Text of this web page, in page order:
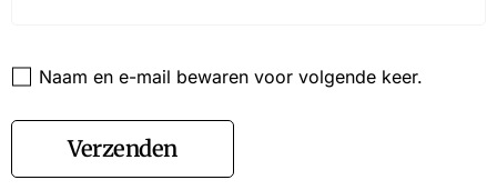
Naam en e-mail bewaren voor volgende keer.
Verzenden